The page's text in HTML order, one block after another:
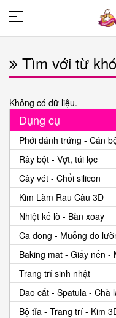
Tìm với từ
Không có dữ liệu.
Dụng cụ
Phới đánh trứng - Cán
Rây bột - Vợt, túi lọc
Cây vét - Chổi silicon
Kim Làm Rau Câu 3D
Nhiệt kế lò - Bàn xoay
Ca đong - Muỗng đo
Baking mat - Giấy nến -
Trang trí sinh nhật
Dao cắt - Spatula - Chà
Bộ tỉa - Trang trí - Kim